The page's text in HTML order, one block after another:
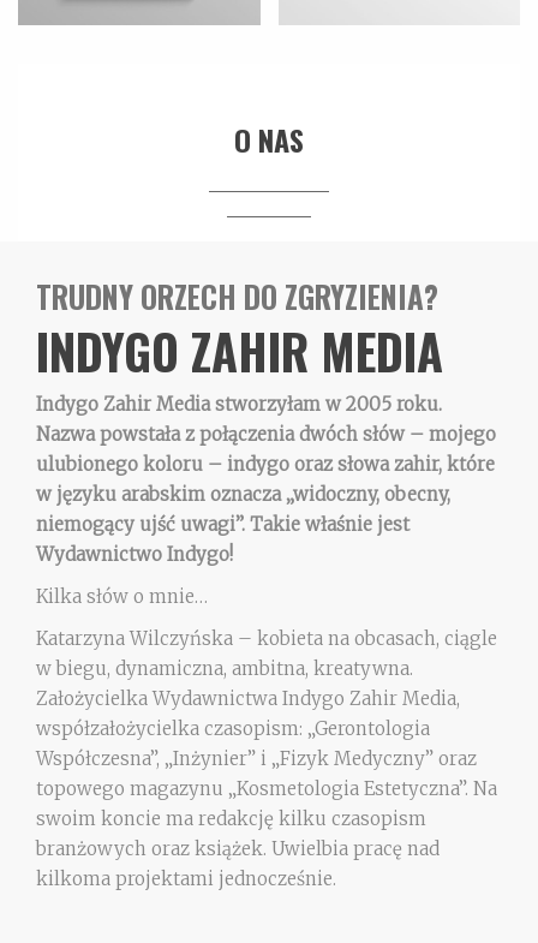
O NAS
TRUDNY ORZECH DO ZGRYZIENIA?
INDYGO ZAHIR MEDIA
Indygo Zahir Media stworzyłam w 2005 roku.
Nazwa powstała z połączenia dwóch słów – mojego
ulubionego koloru – indygo oraz słowa zahir, które
w języku arabskim oznacza „widoczny, obecny,
niemogący ujść uwagi”. Takie właśnie jest
Wydawnictwo Indygo!
Kilka słów o mnie…
Katarzyna Wilczyńska – kobieta na obcasach, ciągle
w biegu, dynamiczna, ambitna, kreatywna.
Założycielka Wydawnictwa Indygo Zahir Media,
współzałożycielka czasopism: „Gerontologia
Współczesna”, „Inżynier” i „Fizyk Medyczny” oraz
topowego magazynu „Kosmetologia Estetyczna”. Na
swoim koncie ma redakcję kilku czasopism
branżowych oraz książek. Uwielbia pracę nad
kilkoma projektami jednocześnie.